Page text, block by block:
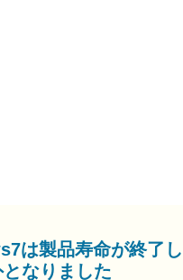
は製品寿命が終了
となりました